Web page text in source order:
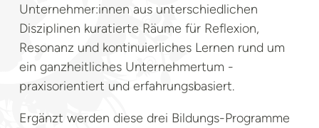
Unternehmer:innen aus unterschiedlichen
Disziplinen kuratierte Räume für Reflexion,
Resonanz und kontinuierliches Lernen rund um
ein ganzheitliches Unternehmertum -
praxisorientiert und erfahrungsbasiert.
Ergänzt werden diese drei Bildungs-Programme